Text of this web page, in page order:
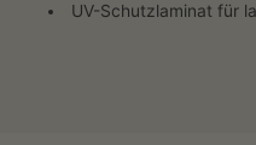
UV-Schutzlaminat für